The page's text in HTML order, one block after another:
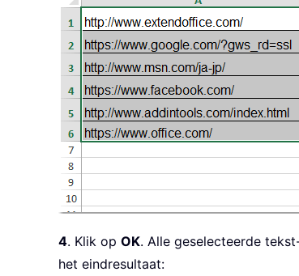
4. Klik op OK. Alle geselecteerde
het eindresultaat: